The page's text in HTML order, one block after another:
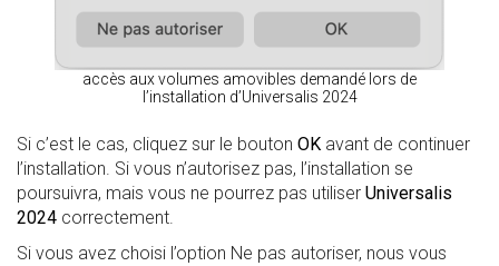
accès aux volumes amovibles demandé lors de
l’installation d’Universalis 2024
Si c’est le cas, cliquez sur le bouton OK avant de continuer
l’installation. Si vous n’autorisez pas, l’installation se
poursuivra, mais vous ne pourrez pas utiliser Universalis
2024 correctement.
Si vous avez choisi l’option Ne pas autoriser, nous vous